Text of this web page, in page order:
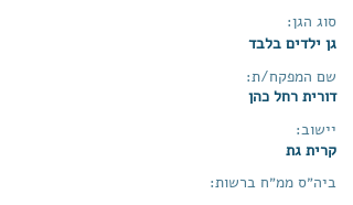
גן ילדים בלבד
סוג הגן:
דורית רחל כהן
שם המפקח/ת:
קרית גת
יישוב:
ביה״ס ממ״ח ברשות: